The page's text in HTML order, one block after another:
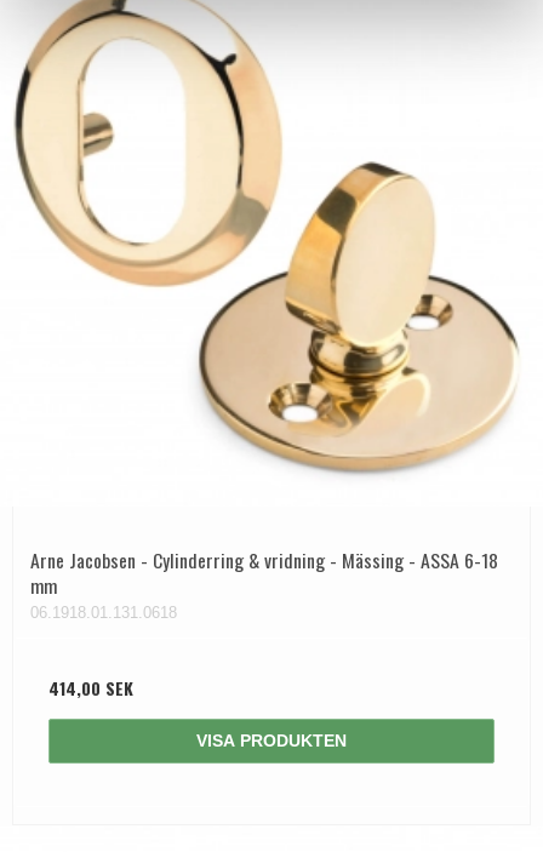
Arne Jacobsen - Cylinderring & vridning - Mässing - ASSA 6-18
mm
06.1918.01.131.0618
414,00 SEK
VISA PRODUKTEN